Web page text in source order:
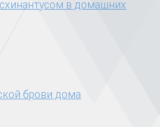
в домашних
брови дома